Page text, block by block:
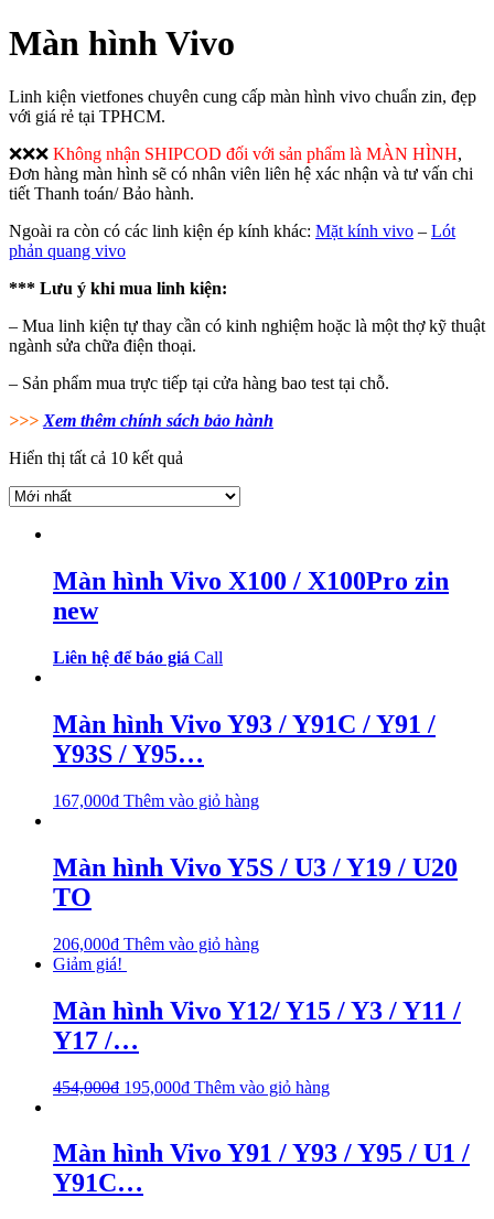
Màn hình Vivo
Linh kiện vietfones chuyên cung cấp màn hình vivo chuẩn zin, đẹp
với giá rẻ tại TPHCM.
❌❌❌ Không nhận SHIPCOD đối với sản phẩm là MÀN HÌNH,
Đơn hàng màn hình sẽ có nhân viên liên hệ xác nhận và tư vấn chi
tiết Thanh toán/ Bảo hành.
Ngoài ra còn có các linh kiện ép kính khác: Mặt kính vivo – Lót
phản quang vivo
*** Lưu ý khi mua linh kiện:
– Mua linh kiện tự thay cần có kinh nghiệm hoặc là một thợ kỹ thuật
ngành sửa chữa điện thoại.
– Sản phẩm mua trực tiếp tại cửa hàng bao test tại chỗ.
>>> Xem thêm chính sách bảo hành
Hiển thị tất cả 10 kết quả
Màn hình Vivo X100 / X100Pro zin
new
Liên hệ để báo giá Call
Màn hình Vivo Y93 / Y91C / Y91 /
Y93S / Y95…
167,000₫ Thêm vào giỏ hàng
Màn hình Vivo Y5S / U3 / Y19 / U20
TO
206,000₫ Thêm vào giỏ hàng
Giảm giá!
Màn hình Vivo Y12/ Y15 / Y3 / Y11 /
Y17 /…
454,000₫ 195,000₫ Thêm vào giỏ hàng
Màn hình Vivo Y91 / Y93 / Y95 / U1 /
Y91C…